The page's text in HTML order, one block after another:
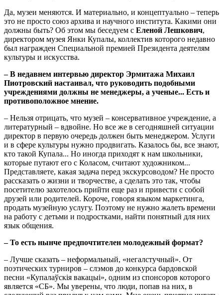
Да, музеи меняются. И материально, и концептуально – теперь
это не просто союз архива и научного института. Какими они
должны быть? Об этом мы беседуем с Еленой Лешкович,
директором музея Янки Купалы, коллектив которого недавно
был награжден Специальной премией Президента деятелям
культуры и искусства.
– В недавнем интервью директор Эрмитажа Михаил
Пиотровский настаивал, что руководить подобными
учреждениями должны не менеджеры, а ученые... Есть и
противоположное мнение.
– Нельзя отрицать, что музей – консервативное учреждение, а
литературный – вдвойне. Но все же в сегодняшней ситуации
директор в первую очередь должен быть менеджером. Услуги
и в сфере культуры нужно продвигать. Казалось бы, все знают,
кто такой Купала... Но иногда приходят к нам школьники,
которые путают его с Коласом, считают художником...
Представляете, какая задача перед экскурсоводом? Не просто
рассказать о жизни и творчестве, а сделать это так, чтобы
посетителю захотелось прийти еще раз и привести с собой
друзей или родителей. Короче, говоря языком маркетинга,
продать музейную услугу. Поэтому не нужно жалеть времени
на работу с детьми и подростками, найти понятный для них
язык общения.
– То есть нынче предпочтителен молодежный формат?
– Лучше сказать – неформальный, «негалстучный». От
поэтических турниров – слэмов до конкурса бардовской
песни «Купалаўскiя вакацыi», одним из спонсоров которого
является «СБ». Мы уверены, что люди, попав на них, в